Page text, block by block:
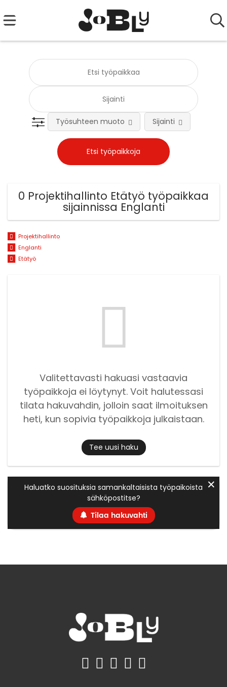
Työsuhteen muoto Sijainti
0 Projektihallinto Etätyö työpaikkaa
sijainnissa Englanti
Projektihallinto
Englanti
Etätyö
Valitettavasti hakuasi vastaavia
työpaikkoja ei löytynyt. Voit halutessasi
tilata hakuvahdin, jolloin saat ilmoituksen
heti, kun sopivia työpaikkoja julkaistaan.
Tee uusi haku
Haluatko suosituksia samankaltaisista työpaikoista
sähköpostitse?
Tilaa hakuvahti
✕